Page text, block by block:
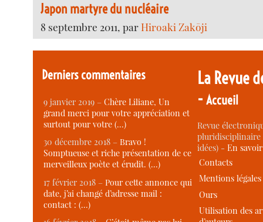
Japon martyre du nucléaire
8 septembre 2011, parHiroaki Zakōji
Derniers commentaires
9 janvier 2019 –Chère Liliane, Un
grand merci pour votre appréciation et
surtout pour votre (…)
30 décembre 2018 –Bravo !
Somptueuse et riche présentation de ce
merveilleux poète et érudit. (…)
17 février 2018 –Pour cette annonce qui
date, j’ai changé d’adresse mail :
contact : (…)
La Revue
-Accueil
Revue
idées) -En
Contacts
Mentions légales
Ours
Utilisation des